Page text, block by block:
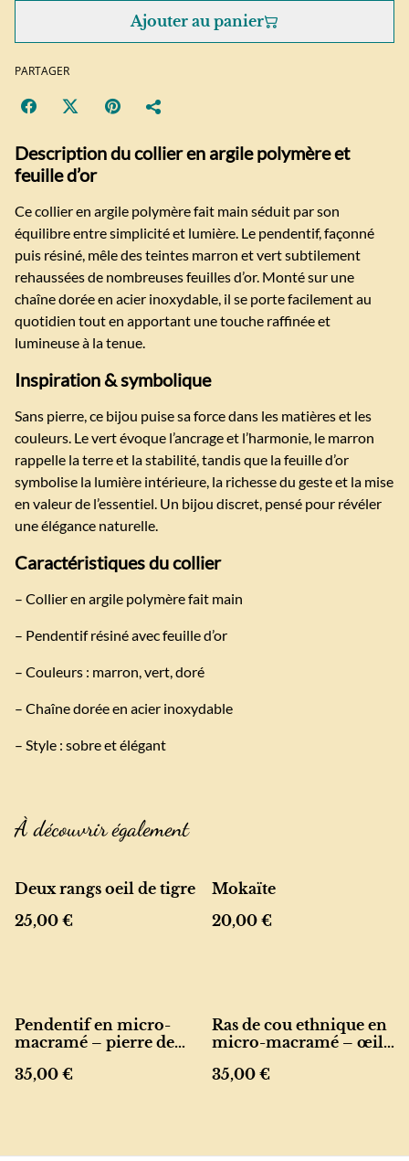
Ajouter au panier
PARTAGER
Description du collier en argile polymère et
feuille d’or
Ce collier en argile polymère fait main séduit par son
équilibre entre simplicité et lumière. Le pendentif, façonné
puis résiné, mêle des teintes marron et vert subtilement
rehaussées de nombreuses feuilles d’or. Monté sur une
chaîne dorée en acier inoxydable, il se porte facilement au
quotidien tout en apportant une touche raffinée et
lumineuse à la tenue.
Inspiration & symbolique
Sans pierre, ce bijou puise sa force dans les matières et les
couleurs. Le vert évoque l’ancrage et l’harmonie, le marron
rappelle la terre et la stabilité, tandis que la feuille d’or
symbolise la lumière intérieure, la richesse du geste et la mise
en valeur de l’essentiel. Un bijou discret, pensé pour révéler
une élégance naturelle.
Caractéristiques du collier
– Collier en argile polymère fait main
– Pendentif résiné avec feuille d’or
– Couleurs : marron, vert, doré
– Chaîne dorée en acier inoxydable
– Style : sobre et élégant
À découvrir également
Deux rangs oeil de tigre
25,00 €
Mokaïte
20,00 €
Pendentif en micro-
macramé – pierre de
35,00 €
Ras de cou ethnique en
micro-macramé – œil
de coco
35,00 €